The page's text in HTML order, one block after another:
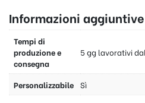
Informazioni aggiuntive
Tempi di
produzione e
consegna
5 gg lavorativi
Personalizzabile Sì